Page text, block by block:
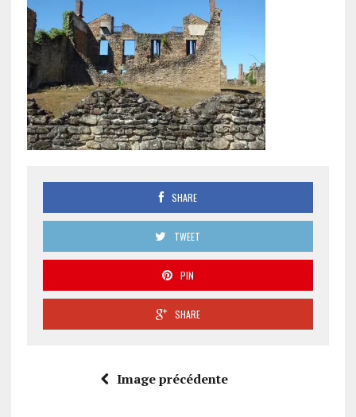
SHARE
TWEET
PIN
SHARE
Image précédente